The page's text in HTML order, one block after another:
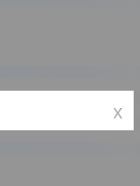
x